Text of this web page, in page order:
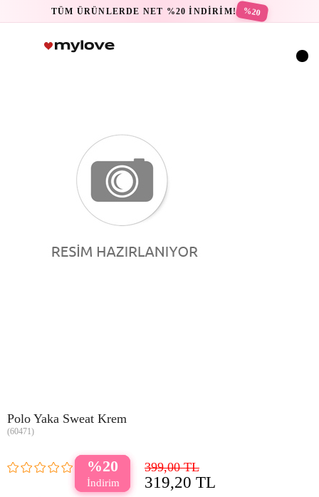
TÜM ÜRÜNLERDE NET %20 İNDİRİM! %20
Polo Yaka Sweat Krem
(60471)
20 399,00 TL
319,20 TL